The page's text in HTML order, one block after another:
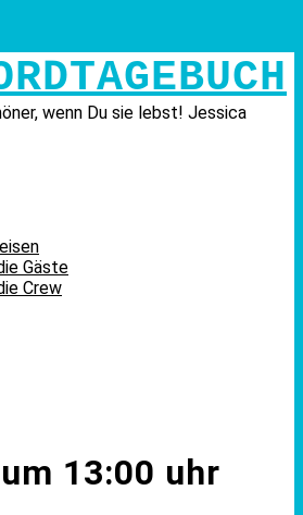
wenn Du sie lebst! Jessica
Gäste
Crew
13:00 uhr